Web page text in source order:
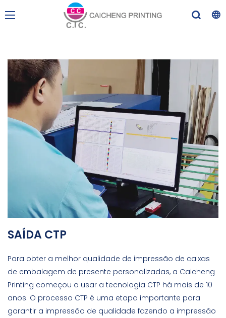
SAÍDA CTP
Para obter a melhor qualidade de impressão de caixas
de embalagem de presente personalizadas, a Caicheng
Printing começou a usar a tecnologia CTP há mais de 10
anos. O processo CTP é uma etapa importante para
garantir a impressão de qualidade fazendo a impressão